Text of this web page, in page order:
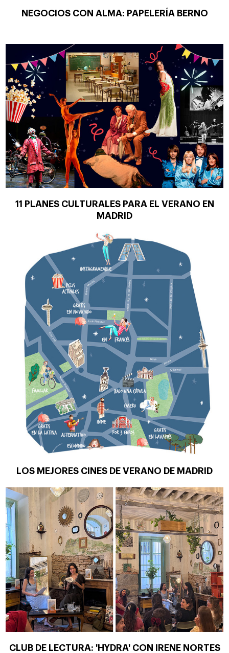
NEGOCIOS CON ALMA: PAPELERÍA BERNO
11 PLANES CULTURALES PARA EL VERANO EN
MADRID
LOS MEJORES CINES DE VERANO DE MADRID
CLUB DE LECTURA: 'HYDRA' CON IRENE NORTES